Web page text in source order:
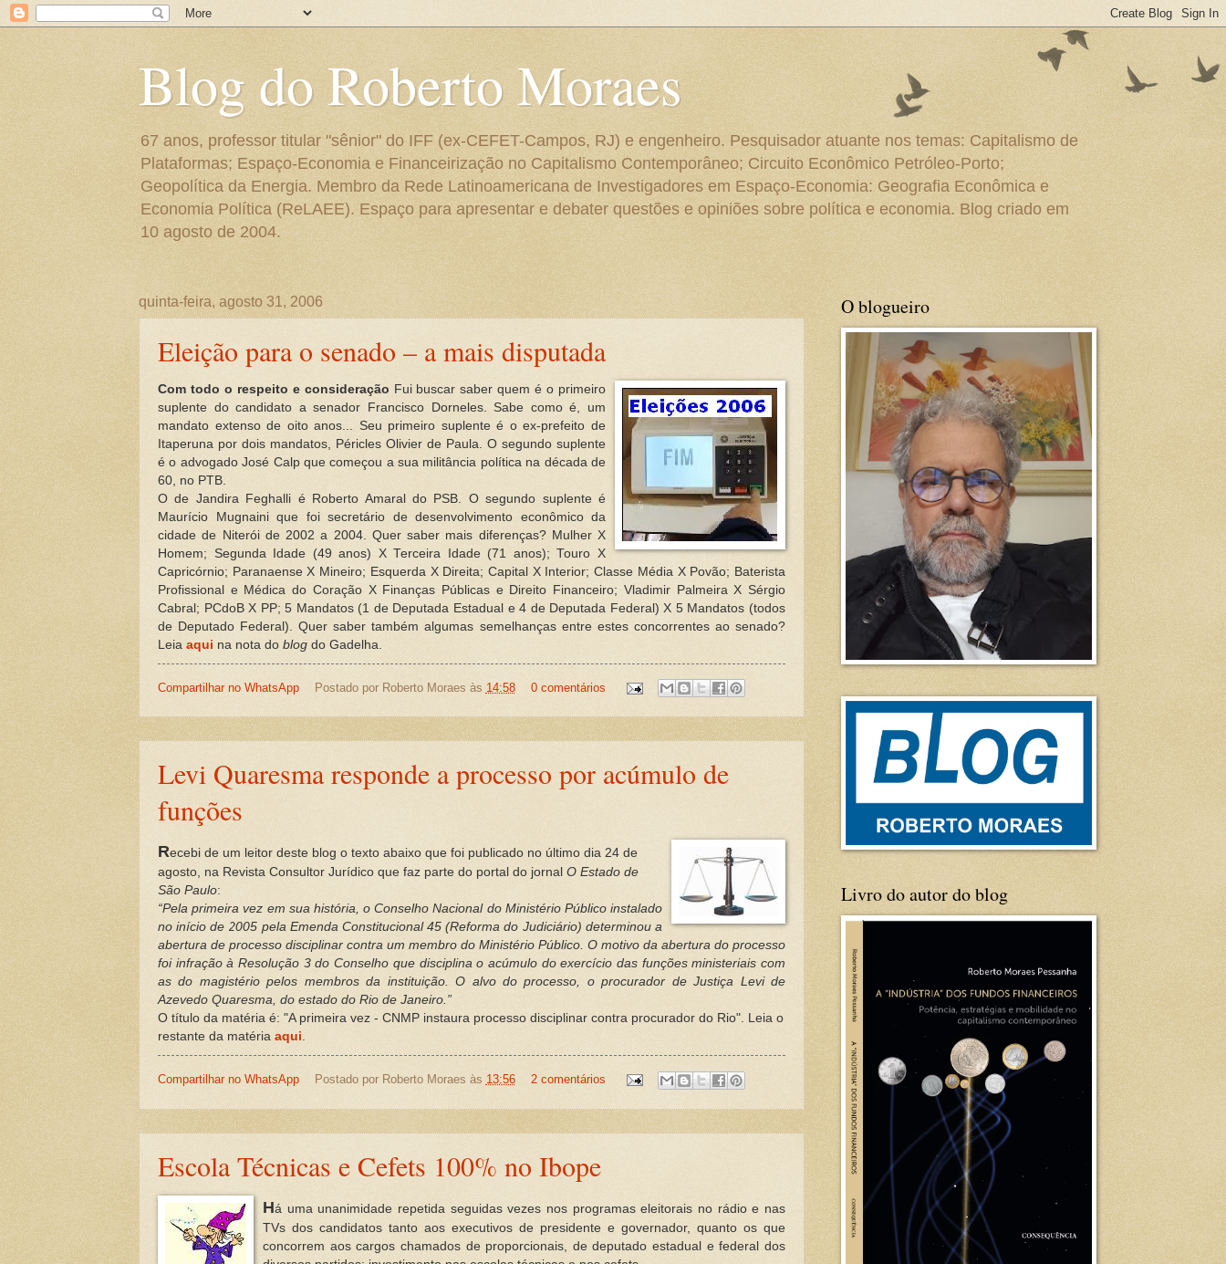
Blog do Roberto Moraes
67 anos, professor titular "sênior" do IFF (ex-CEFET-Campos, RJ) e engenheiro. Pesquisador atuante nos temas: Capitalismo de
Plataformas; Espaço-Economia e Financeirização no Capitalismo Contemporâneo; Circuito Econômico Petróleo-Porto;
Geopolítica da Energia. Membro da Rede Latinoamericana de Investigadores em Espaço-Economia: Geografia Econômica e
Economia Política (ReLAEE). Espaço para apresentar e debater questões e opiniões sobre política e economia. Blog criado em
10 agosto de 2004.
quinta-feira, agosto 31, 2006
Eleição para o senado – a mais disputada
Com todo o respeito e consideração Fui buscar saber quem é o primeiro
suplente do candidato a senador Francisco Dorneles. Sabe como é, um
mandato extenso de oito anos... Seu primeiro suplente é o ex-prefeito de
Itaperuna por dois mandatos, Péricles Olivier de Paula. O segundo suplente
é o advogado José Calp que começou a sua militância política na década de
60, no PTB.
O de Jandira Feghalli é Roberto Amaral do PSB. O segundo suplente é
Maurício Mugnaini que foi secretário de desenvolvimento econômico da
cidade de Niterói de 2002 a 2004. Quer saber mais diferenças? Mulher X
Homem; Segunda Idade (49 anos) X Terceira Idade (71 anos); Touro X
Capricórnio; Paranaense X Mineiro; Esquerda X Direita; Capital X Interior; Classe Média X Povão; Baterista
Profissional e Médica do Coração X Finanças Públicas e Direito Financeiro; Vladimir Palmeira X Sérgio
Cabral; PCdoB X PP; 5 Mandatos (1 de Deputada Estadual e 4 de Deputada Federal) X 5 Mandatos (todos
de Deputado Federal). Quer saber também algumas semelhanças entre estes concorrentes ao senado?
Leia aqui na nota do blog do Gadelha.
Compartilhar no WhatsApp Postado por Roberto Moraes às 14:58 0 comentários
Levi Quaresma responde a processo por acúmulo de
funções
Recebi de um leitor deste blog o texto abaixo que foi publicado no último dia 24 de
agosto, na Revista Consultor Jurídico que faz parte do portal do jornal O Estado de
São Paulo:
“Pela primeira vez em sua história, o Conselho Nacional do Ministério Público instalado
no início de 2005 pela Emenda Constitucional 45 (Reforma do Judiciário) determinou a
abertura de processo disciplinar contra um membro do Ministério Público. O motivo da abertura do processo
foi infração à Resolução 3 do Conselho que disciplina o acúmulo do exercício das funções ministeriais com
as do magistério pelos membros da instituição. O alvo do processo, o procurador de Justiça Levi de
Azevedo Quaresma, do estado do Rio de Janeiro.”
O título da matéria é: "A primeira vez - CNMP instaura processo disciplinar contra procurador do Rio". Leia o
restante da matéria aqui.
Compartilhar no WhatsApp Postado por Roberto Moraes às 13:56 2 comentários
Escola Técnicas e Cefets 100% no Ibope
Há uma unanimidade repetida seguidas vezes nos programas eleitorais no rádio e nas
TVs dos candidatos tanto aos executivos de presidente e governador, quanto os que
concorrem aos cargos chamados de proporcionais, de deputado estadual e federal dos
O blogueiro
Livro do autor do blog